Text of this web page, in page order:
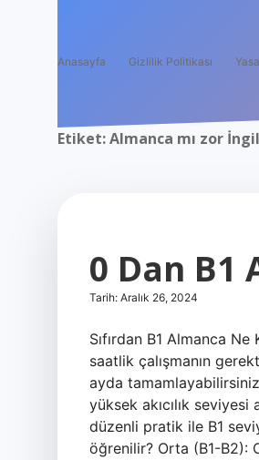
Anasayfa Gizlilik Politikası
Etiket:Almanca mı zor
0 Dan B1
Tarih: Aralık 26, 2024
Sıfırdan B1 Almanca
saatlik çalışmanın
ayda
yüksek akıcılık
düzenli pratik ile B1
öğrenilir? Orta (B1-B2):